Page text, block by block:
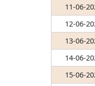
11-06-
12-06-
13-06-
14-06-
15-06-